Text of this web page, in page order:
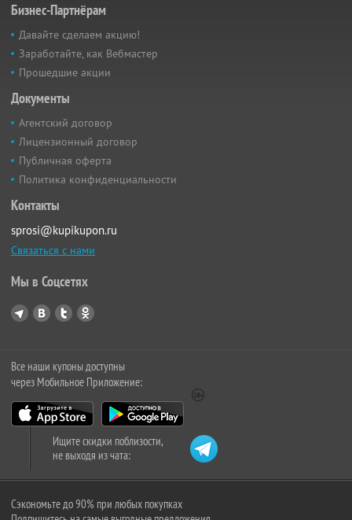
Бизнес-Партнёрам
Давайте сделаем акцию!
Заработайте, как Вебмастер
Прошедшие акции
Документы
Агентский договор
Лицензионный договор
Публичная оферта
Политика конфиденциальности
Контакты
sprosi@kupikupon.ru
Связаться с нами
Мы в Соцсетях
Все наши купоны доступны
через Мобильное Приложение:
Ищите скидки поблизости,
не выходя из чата:
Сэкономьте до 90% при любых покупках